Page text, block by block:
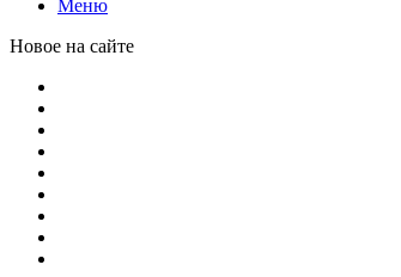
Меню
Новое на сайте